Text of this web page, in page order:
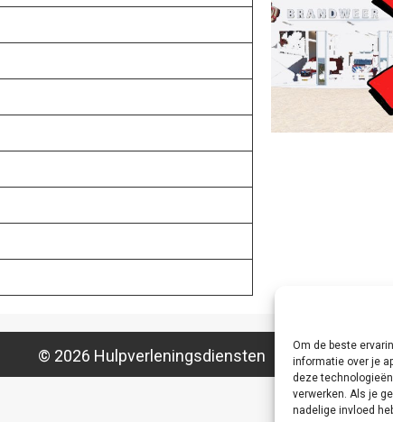
Om de beste
informatie over je
deze
verwerken. Als je
nadelige invloed
© 2026 Hulpverleningsdiensten